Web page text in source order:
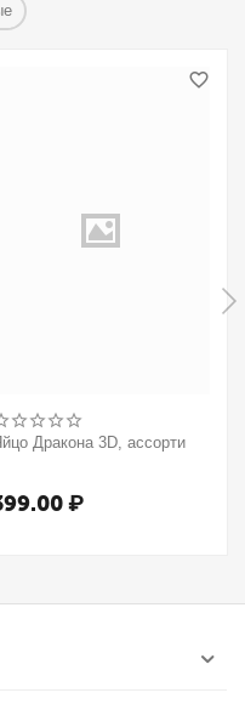
Дракона 3D, ассорти
₽